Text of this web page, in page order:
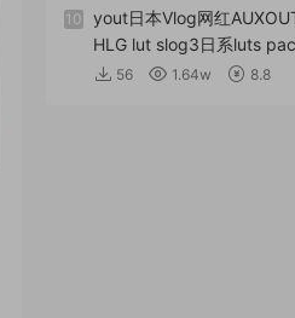
10
yout日本Vlog网红
HLG lut slog3日系luts
56 1.64w 8.8